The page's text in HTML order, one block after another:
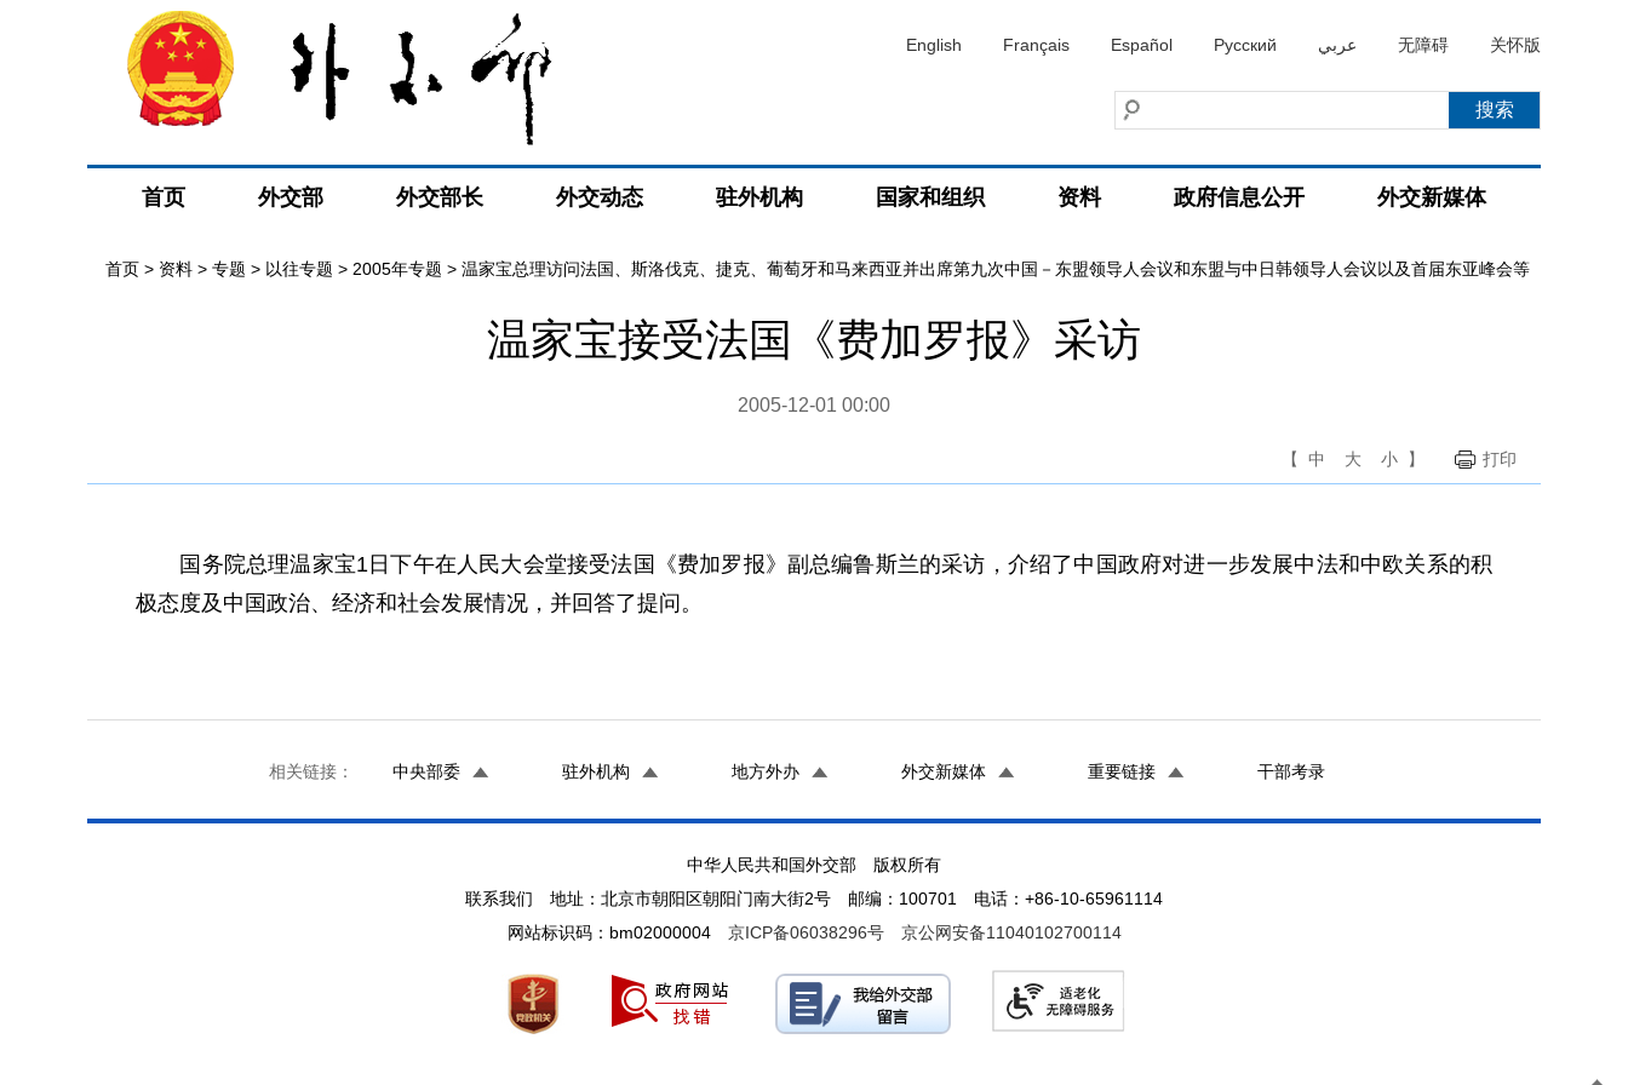
English Français Español Русский عربي 无障碍 关怀版
首页 外交部 外交部长 外交动态 驻外机构 国家和组织 资料 政府信息公开 外交新媒体
首页 > 资料 > 专题 > 以往专题 > 2005年专题 > 温家宝总理访问法国、斯洛伐克、捷克、葡萄牙和马来西亚并出席第九次中国－东盟领导人会议和东盟与中日韩领导人会议以及首届东亚峰会等
温家宝接受法国《费加罗报》采访
2005-12-01 00:00
【 中 大 小 】 打印
国务院总理温家宝1日下午在人民大会堂接受法国《费加罗报》副总编鲁斯兰的采访，介绍了中国政府对进一步发展中法和中欧关系的积
极态度及中国政治、经济和社会发展情况，并回答了提问。
相关链接： 中央部委 驻外机构 地方外办 外交新媒体 重要链接 干部考录
中华人民共和国外交部 版权所有
联系我们 地址：北京市朝阳区朝阳门南大街2号 邮编：100701 电话：+86-10-65961114
网站标识码：bm02000004 京ICP备06038296号 京公网安备11040102700114